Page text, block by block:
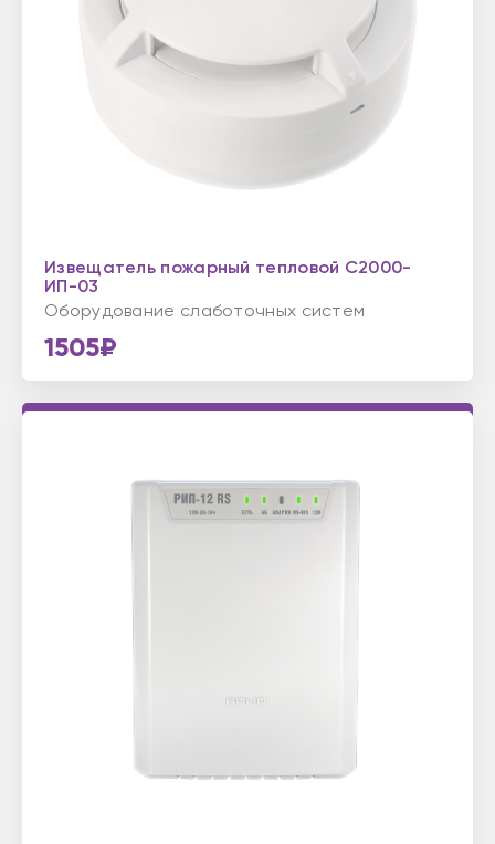
Извещатель пожарный тепловой С2000-
ИП-03
Оборудование слаботочных систем
1505₽